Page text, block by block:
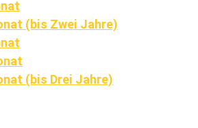
(bis Zwei Jahre)
(bis Drei Jahre)